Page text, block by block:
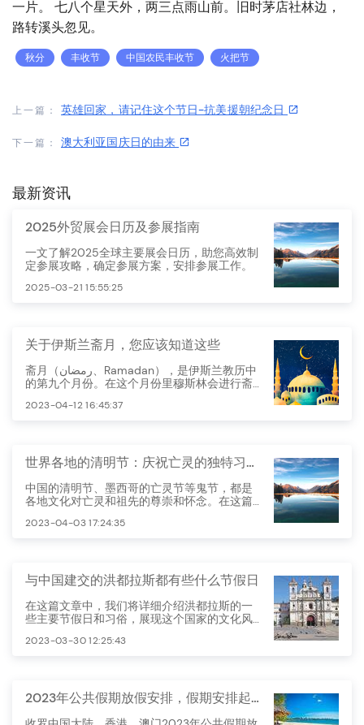
一片。 七八个星天外，两三点雨山前。旧时茅店社林边，
路转溪头忽见。
秋分 丰收节 中国农民丰收节 火把节
上一篇： 英雄回家，请记住这个节日-抗美援朝纪念日
下一篇： 澳大利亚国庆日的由来
最新资讯
2025外贸展会日历及参展指南
一文了解2025全球主要展会日历，助您高效制
定参展攻略，确定参展方案，安排参展工作。
2025-03-21 15:55:25
关于伊斯兰斋月，您应该知道这些
斋月（رمضان、Ramadan），是伊斯兰教历中
的第九个月份。在这个月份里穆斯林会进行斋
信仰。
2023-04-12 16:45:37
世界各地的清明节：庆祝亡灵的独特习俗与故事
中国的清明节、墨西哥的亡灵节等鬼节，都是
各地文化对亡灵和祖先的尊崇和怀念。在这篇
们各自的有趣故事和独特习俗。
2023-04-03 17:24:35
与中国建交的洪都拉斯都有些什么节假日
在这篇文章中，我们将详细介绍洪都拉斯的一
些主要节假日和习俗，展现这个国家的文化风
2023-03-30 12:25:43
2023年公共假期放假安排，假期安排起来